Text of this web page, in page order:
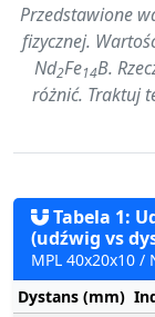
Przedstawione
fizycznej.
Nd2Fe14B.
różnić. Traktuj
Tabela 1:
(udźwig vs
MPL 40x20x10 /
Dystans (mm)